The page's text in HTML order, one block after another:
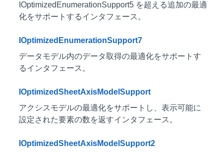
IOptimizedEnumerationSupport5 を超える追加の最適
化をサポートするインタフェース。
IOptimizedEnumerationSupport7
データモデル内のデータ取得の最適化をサポートす
るインタフェース。
IOptimizedSheetAxisModelSupport
アクシスモデルの最適化をサポートし、表示可能に
設定された要素の数を返すインタフェース。
IOptimizedSheetAxisModelSupport2